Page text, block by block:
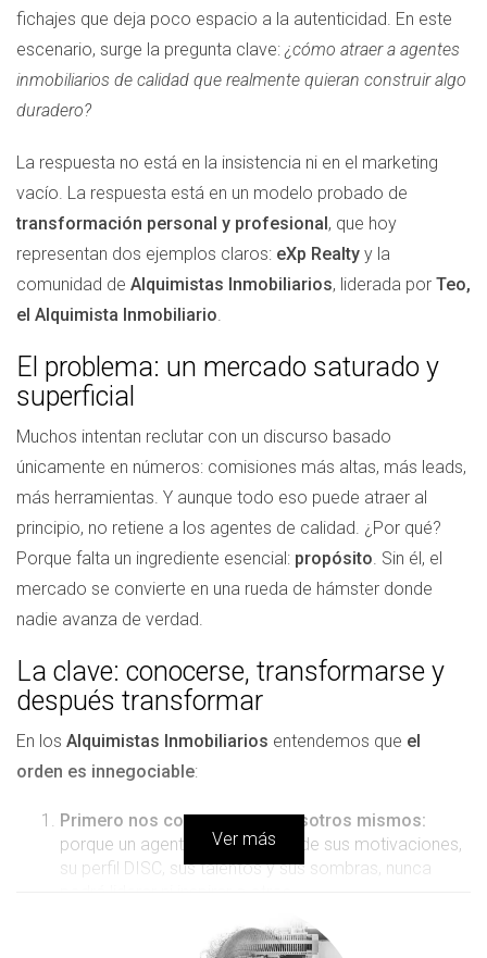
fichajes que deja poco espacio a la autenticidad. En este
escenario, surge la pregunta clave: ¿cómo atraer a agentes
inmobiliarios de calidad que realmente quieran construir algo
duradero?
La respuesta no está en la insistencia ni en el marketing
vacío. La respuesta está en un modelo probado de
transformación personal y profesional, que hoy
representan dos ejemplos claros: eXp Realty y la
comunidad de Alquimistas Inmobiliarios, liderada por Teo,
el Alquimista Inmobiliario.
El problema: un mercado saturado y
superficial
Muchos intentan reclutar con un discurso basado
únicamente en números: comisiones más altas, más leads,
más herramientas. Y aunque todo eso puede atraer al
principio, no retiene a los agentes de calidad. ¿Por qué?
Porque falta un ingrediente esencial: propósito. Sin él, el
mercado se convierte en una rueda de hámster donde
nadie avanza de verdad.
La clave: conocerse, transformarse y
después transformar
En los Alquimistas Inmobiliarios entendemos que el
orden es innegociable:
Primero nos conocemos a nosotros mismos:
porque un agente que no entiende sus motivaciones,
su perfil DISC, sus talentos y sus sombras, nunca
mental, emocional y profesional. Desarrollamos
Ver más